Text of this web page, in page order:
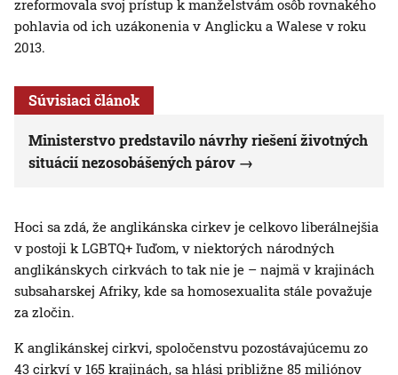
zreformovala svoj prístup k manželstvám osôb rovnakého
pohlavia od ich uzákonenia v Anglicku a Walese v roku
2013.
Súvisiaci článok
Ministerstvo predstavilo návrhy riešení životných
situácií nezosobášených párov
Hoci sa zdá, že anglikánska cirkev je celkovo liberálnejšia
v postoji k LGBTQ+ ľuďom, v niektorých národných
anglikánskych cirkvách to tak nie je – najmä v krajinách
subsaharskej Afriky, kde sa homosexualita stále považuje
za zločin.
K anglikánskej cirkvi, spoločenstvu pozostávajúcemu zo
43 cirkví v 165 krajinách, sa hlási približne 85 miliónov